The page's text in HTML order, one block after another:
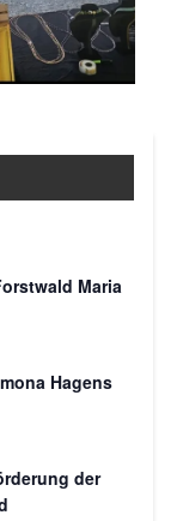
Maria
Hagens
der